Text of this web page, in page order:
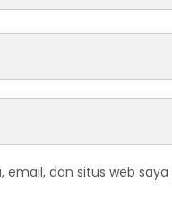
email, dan situs web